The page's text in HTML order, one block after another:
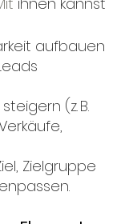
aufbauen
(z. B.
Zielgruppe